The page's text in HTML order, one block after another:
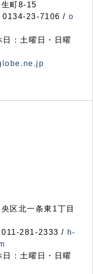
町8-15
0134-23-7106 / o
：土曜日・日曜
区北一条東1丁目
281-2333 / h-
：土曜日・日曜